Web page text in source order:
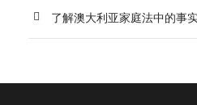
了解澳大利亚家庭法中的事